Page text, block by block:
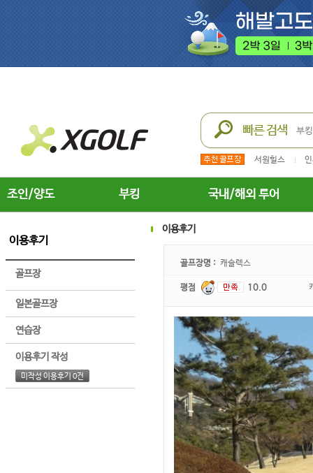
서원힐스
조인/양도 부킹 국내/해외 투어
이용후기
골프장
일본골프장
연습장
이용후기 작성
미작성 이용후기 0건
이용후기
골프장명 : 캐슬렉스
평점 10.0